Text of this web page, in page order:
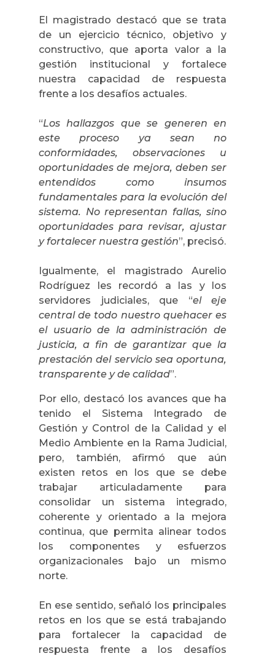
El magistrado destacó que se trata
de un ejercicio técnico, objetivo y
constructivo, que aporta valor a la
gestión institucional y fortalece
nuestra capacidad de respuesta
frente a los desafíos actuales.
“Los hallazgos que se generen en
este proceso ya sean no
conformidades, observaciones u
oportunidades de mejora, deben ser
entendidos como insumos
fundamentales para la evolución del
sistema. No representan fallas, sino
oportunidades para revisar, ajustar
y fortalecer nuestra gestión”, precisó.
Igualmente, el magistrado Aurelio
Rodríguez les recordó a las y los
servidores judiciales, que “el eje
central de todo nuestro quehacer es
el usuario de la administración de
justicia, a fin de garantizar que la
prestación del servicio sea oportuna,
transparente y de calidad”.
Por ello, destacó los avances que ha
tenido el Sistema Integrado de
Gestión y Control de la Calidad y el
Medio Ambiente en la Rama Judicial,
pero, también, afirmó que aún
existen retos en los que se debe
trabajar articuladamente para
consolidar un sistema integrado,
coherente y orientado a la mejora
continua, que permita alinear todos
los componentes y esfuerzos
organizacionales bajo un mismo
norte.
En ese sentido, señaló los principales
retos en los que se está trabajando
para fortalecer la capacidad de
respuesta frente a los desafíos